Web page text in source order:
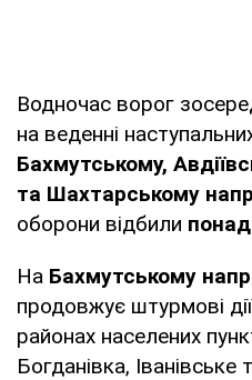
Водночас ворог
на веденні
Бахмутському,
та Шахтарському
оборони відбили
На Бахмутському
продовжує штурмові
районах населених
Богданівка, Іванівське